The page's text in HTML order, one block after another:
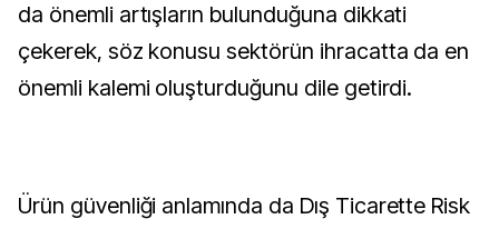
da önemli artışların bulunduğuna dikkati
çekerek, söz konusu sektörün ihracatta da en
önemli kalemi oluşturduğunu dile getirdi.
Ürün güvenliği anlamında da Dış Ticarette Risk